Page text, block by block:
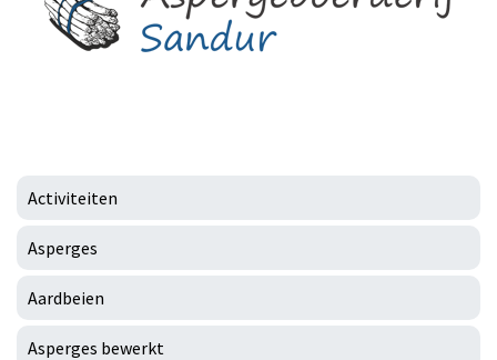
Activiteiten
Asperges
Aardbeien
Asperges bewerkt